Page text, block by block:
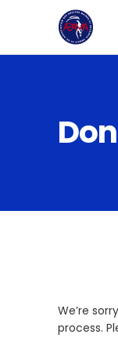
We’re
process.